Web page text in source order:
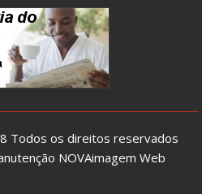
Todos os direitos reservados
NOVAimagem Web